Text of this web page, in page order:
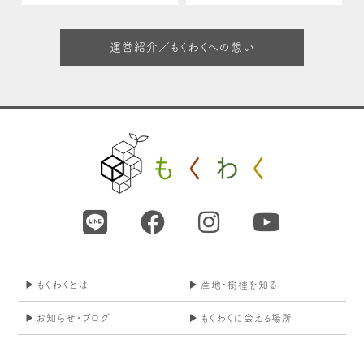
運営紹介／もくわくへの想い
もくわくとは 産地・樹種を知る
お知らせ・ブログ もくわくに会える場所